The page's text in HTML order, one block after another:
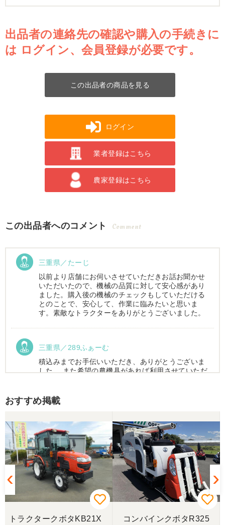
出品者の連絡先の確認や購入の手続きに
は ログイン、会員登録が必要です。
この出品者の商品を見る
ログイン
業者登録はこちら
農家登録はこちら
この出品者へのコメント Comment
三重県／たーじ
以前より店舗にお伺いさせていただきお話お聞かせ
いただいたので、機械の品質に対して安心感があり
ました。購入後の機械のチェックもしていただける
とのことで、安心して、作業に臨みたいと思いま
す。素敵なトラクターをありがとうございました。
三重県／289ふぁーむ
積込みまでお手伝いいただき、ありがとうございま
した。 また希望の農機具があれば利用させていただ
この度はお世話になりました。また、機会があれば
よろしくお願いします。
三重県／ユウスケ
購入から引き取りまでスムーズでした。ありがとう
ございました。
おすすめ掲載
トラクタークボタKB21X
コンバインクボタR325